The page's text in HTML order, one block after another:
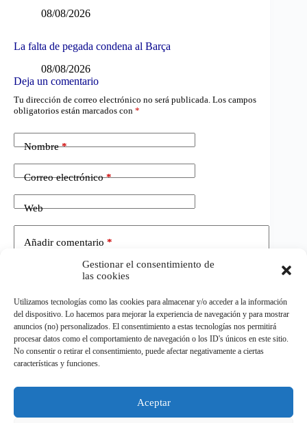
Gestionar el consentimiento de
las cookies
Utilizamos tecnologías como las cookies para almacenar y/o acceder a la información
del dispositivo. Lo hacemos para mejorar la experiencia de navegación y para mostrar
anuncios (no) personalizados. El consentimiento a estas tecnologías nos permitirá
procesar datos como el comportamiento de navegación o los ID's únicos en este sitio.
No consentir o retirar el consentimiento, puede afectar negativamente a ciertas
características y funciones.
Aceptar
08/08/2026
La falta de pegada condena al Barça
08/08/2026
Deja un comentario
Tu dirección de correo electrónico no será publicada. Los campos
obligatorios están marcados con *
Nombre*
Correo electrónico*
Web
Añadir comentario *
Publicar el comentario